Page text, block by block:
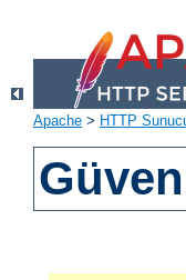
Apache > HTTP